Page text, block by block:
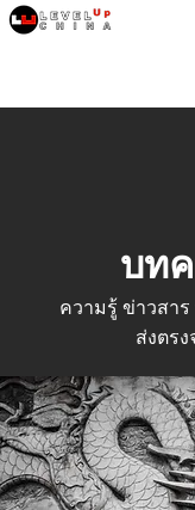
บท
ความรู้ ข่าวสา
ส่งตร